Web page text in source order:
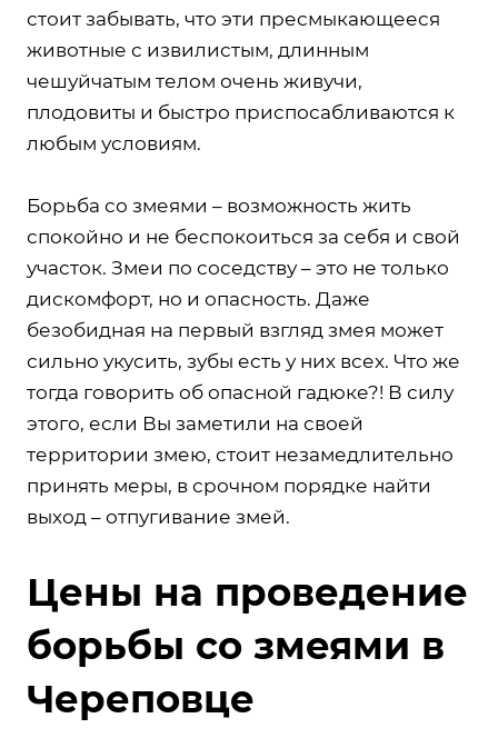
стоит забывать, что эти пресмыкающееся
животные с извилистым, длинным
чешуйчатым телом очень живучи,
плодовиты и быстро приспосабливаются к
любым условиям.
Борьба со змеями – возможность жить
спокойно и не беспокоиться за себя и свой
участок. Змеи по соседству – это не только
дискомфорт, но и опасность. Даже
безобидная на первый взгляд змея может
сильно укусить, зубы есть у них всех. Что же
тогда говорить об опасной гадюке?! В силу
этого, если Вы заметили на своей
территории змею, стоит незамедлительно
принять меры, в срочном порядке найти
выход – отпугивание змей.
Цены на проведение
борьбы со змеями в
Череповце